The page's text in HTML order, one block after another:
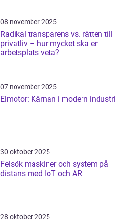
08 november 2025
Radikal transparens vs. rätten till
privatliv – hur mycket ska en
arbetsplats veta?
07 november 2025
Elmotor: Kärnan i modern industri
30 oktober 2025
Felsök maskiner och system på
distans med IoT och AR
28 oktober 2025